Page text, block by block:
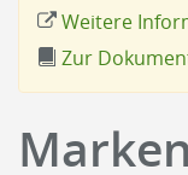
Weitere
Zur